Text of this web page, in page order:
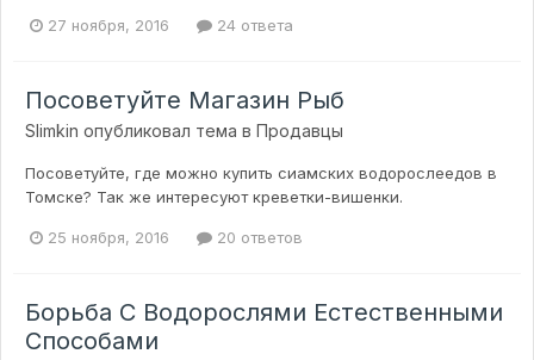
27 ноября, 2016 24 ответа
Посоветуйте Магазин Рыб
Slimkin опубликовал тема в Продавцы
Посоветуйте, где можно купить сиамских водорослеедов в
Томске? Так же интересуют креветки-вишенки.
25 ноября, 2016 20 ответов
Борьба С Водорослями Естественными
Способами